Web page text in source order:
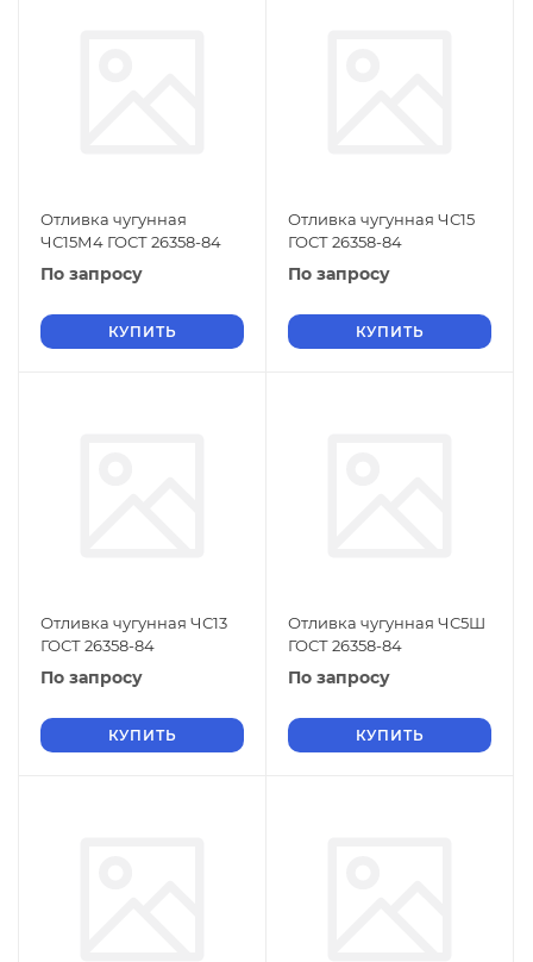
Отливка чугунная
ЧС15М4 ГОСТ 26358-84
По запросу
КУПИТЬ
Отливка чугунная ЧС15
ГОСТ 26358-84
По запросу
КУПИТЬ
Отливка чугунная ЧС13
ГОСТ 26358-84
По запросу
КУПИТЬ
Отливка чугунная ЧС5Ш
ГОСТ 26358-84
По запросу
КУПИТЬ